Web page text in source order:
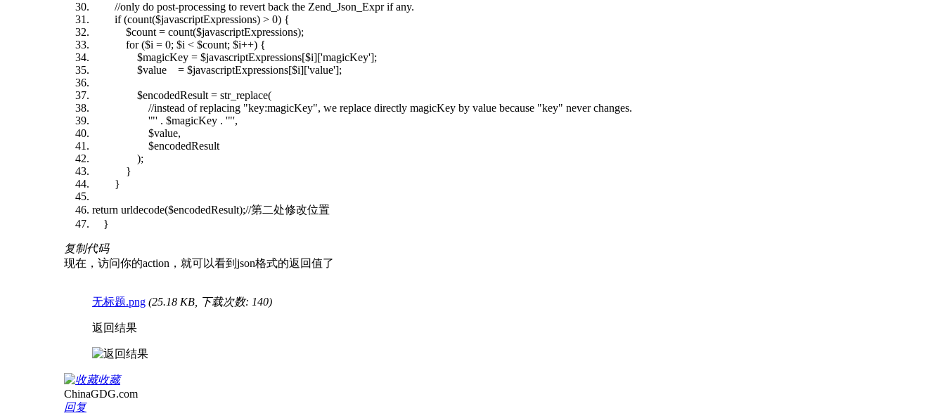
//only do post-processing to revert back the Zend_Json_Expr if any.
if (count($javascriptExpressions) > 0) {
$count = count($javascriptExpressions);
for ($i = 0; $i < $count; $i++) {
$magicKey = $javascriptExpressions[$i]['magicKey'];
$value = $javascriptExpressions[$i]['value'];
$encodedResult = str_replace(
//instead of replacing "key:magicKey", we replace directly magicKey by value because "key" never changes.
'"' . $magicKey . '"',
$value,
$encodedResult
);
}
}
return urldecode($encodedResult);//第二处修改位置
}
复制代码
现在，访问你的action，就可以看到json格式的返回值了
无标题.png (25.18 KB, 下载次数: 140)
返回结果
收藏
ChinaGDG.com
回复